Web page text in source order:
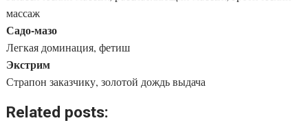
массаж
Садо-мазо
Легкая доминация, фетиш
Экстрим
Страпон заказчику, золотой дождь выдача
Related posts: